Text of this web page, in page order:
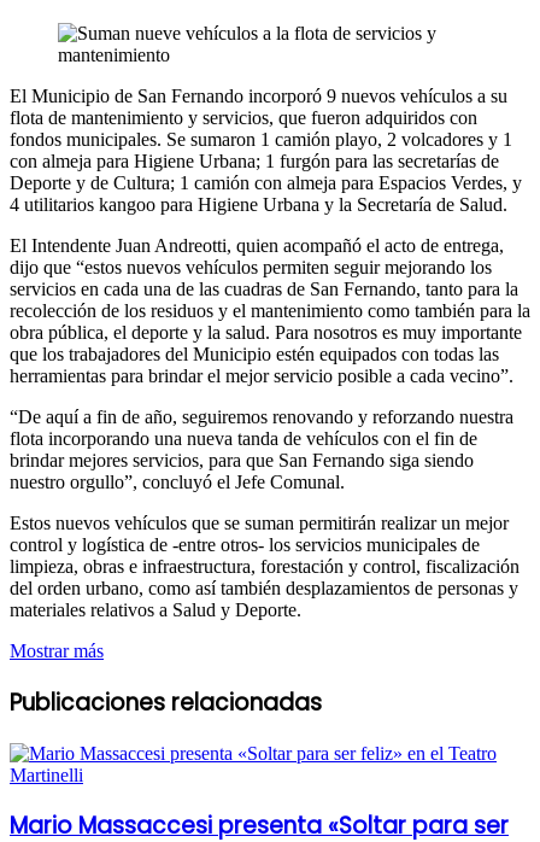
El Municipio de San Fernando incorporó 9 nuevos vehículos a su
flota de mantenimiento y servicios, que fueron adquiridos con
fondos municipales. Se sumaron 1 camión playo, 2 volcadores y 1
con almeja para Higiene Urbana; 1 furgón para las secretarías de
Deporte y de Cultura; 1 camión con almeja para Espacios Verdes, y
4 utilitarios kangoo para Higiene Urbana y la Secretaría de Salud.
El Intendente Juan Andreotti, quien acompañó el acto de entrega,
dijo que “estos nuevos vehículos permiten seguir mejorando los
servicios en cada una de las cuadras de San Fernando, tanto para la
recolección de los residuos y el mantenimiento como también para la
obra pública, el deporte y la salud. Para nosotros es muy importante
que los trabajadores del Municipio estén equipados con todas las
herramientas para brindar el mejor servicio posible a cada vecino”.
“De aquí a fin de año, seguiremos renovando y reforzando nuestra
flota incorporando una nueva tanda de vehículos con el fin de
brindar mejores servicios, para que San Fernando siga siendo
nuestro orgullo”, concluyó el Jefe Comunal.
Estos nuevos vehículos que se suman permitirán realizar un mejor
control y logística de -entre otros- los servicios municipales de
limpieza, obras e infraestructura, forestación y control, fiscalización
del orden urbano, como así también desplazamientos de personas y
materiales relativos a Salud y Deporte.
Mostrar más
Publicaciones relacionadas
Mario Massaccesi presenta «Soltar para ser